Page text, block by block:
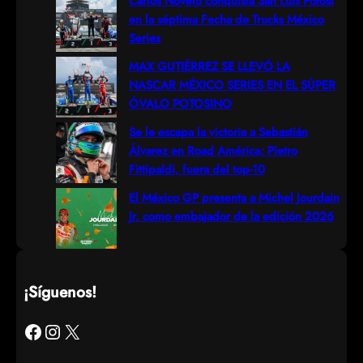
en la séptima Fecha de Trucks México
Series
MAX GUTIÉRREZ SE LLEVÓ LA
NASCAR MÉXICO SERIES EN EL SÚPER
ÓVALO POTOSINO
Se le escapa la victoria a Sebastián
Álvarez en Road América; Pietro
Fittipaldi, fuera del top-10
El México GP presenta a Michel Jourdain
Jr. como embajador de la edición 2026
¡Síguenos!
Facebook Instagram X